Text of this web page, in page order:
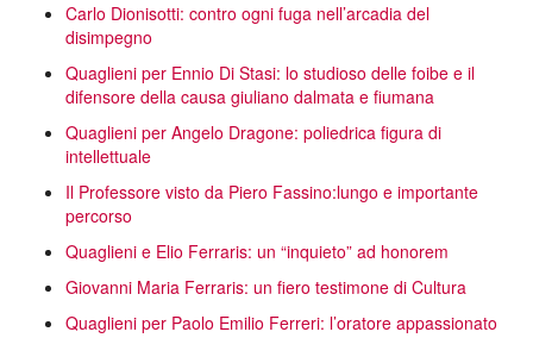
Carlo Dionisotti: contro ogni fuga nell’arcadia del
disimpegno
Quaglieni per Ennio Di Stasi: lo studioso delle foibe e il
difensore della causa giuliano dalmata e fiumana
Quaglieni per Angelo Dragone: poliedrica figura di
intellettuale
Il Professore visto da Piero Fassino:lungo e importante
percorso
Quaglieni e Elio Ferraris: un “inquieto” ad honorem
Giovanni Maria Ferraris: un fiero testimone di Cultura
Quaglieni per Paolo Emilio Ferreri: l’oratore appassionato